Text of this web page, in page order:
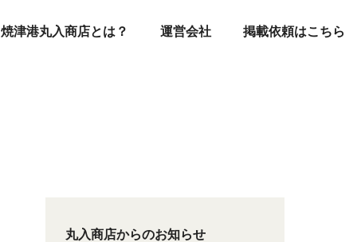
焼津港丸入商店とは？ 運営会社 掲載依頼はこちら
丸入商店からのお知らせ